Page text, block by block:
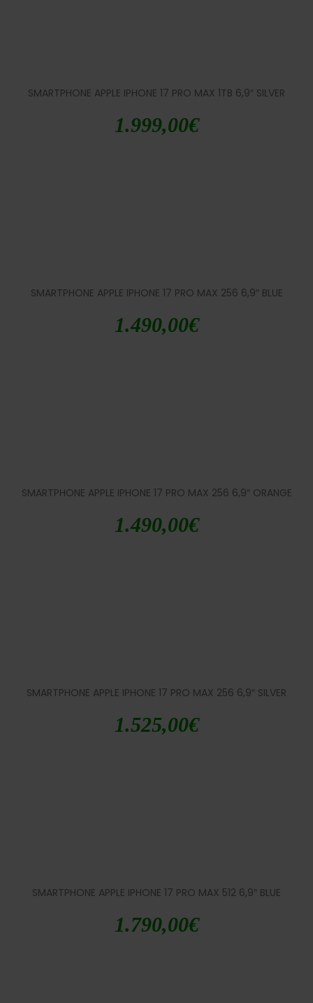
SMARTPHONE APPLE IPHONE 17 PRO MAX 1TB 6,9″ SILVER
1.999,00€
SMARTPHONE APPLE IPHONE 17 PRO MAX 256 6,9″ BLUE
1.490,00€
SMARTPHONE APPLE IPHONE 17 PRO MAX 256 6,9″ ORANGE
1.490,00€
SMARTPHONE APPLE IPHONE 17 PRO MAX 256 6,9″ SILVER
1.525,00€
SMARTPHONE APPLE IPHONE 17 PRO MAX 512 6,9″ BLUE
1.790,00€